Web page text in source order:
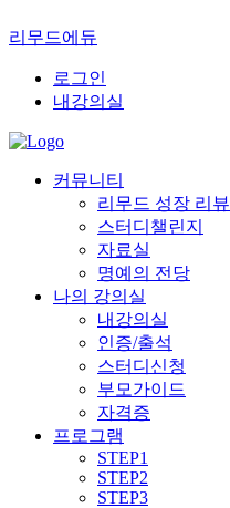
리무드에듀
로그인
내강의실
커뮤니티
리무드 성장 리뷰
스터디챌린지
자료실
명예의 전당
나의 강의실
내강의실
인증/출석
스터디신청
부모가이드
자격증
프로그램
STEP1
STEP2
STEP3